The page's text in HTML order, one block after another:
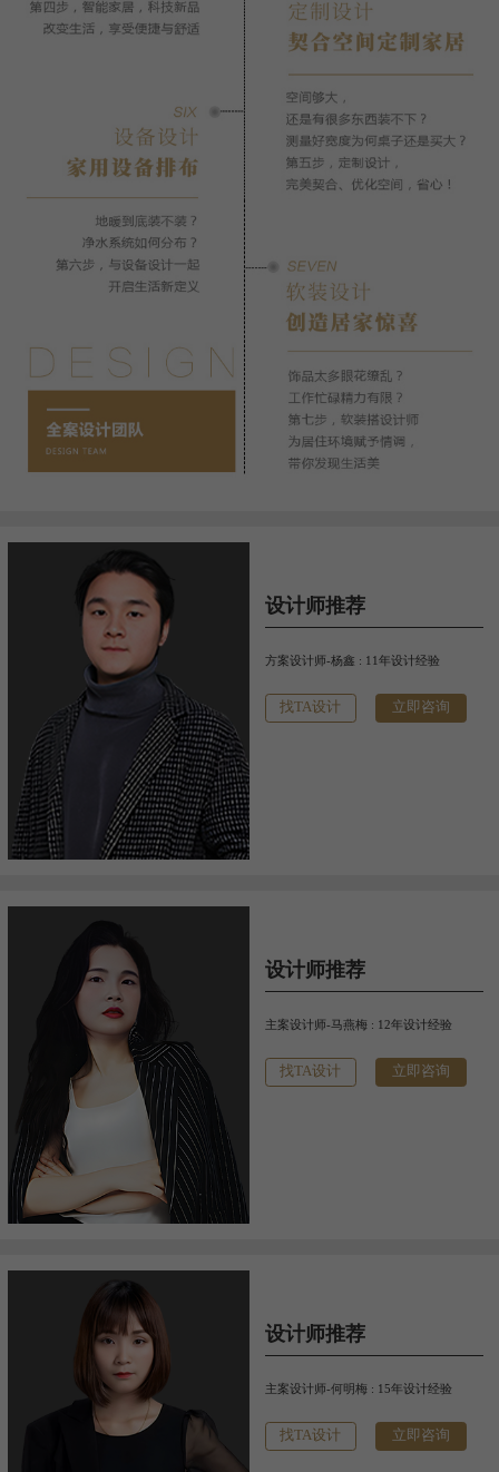
设计师推荐
方案设计师-杨鑫 : 11年设计经验
找TA设计 立即咨询
设计师推荐
主案设计师-马燕梅 : 12年设计经验
找TA设计 立即咨询
设计师推荐
主案设计师-何明梅 : 15年设计经验
找TA设计 立即咨询